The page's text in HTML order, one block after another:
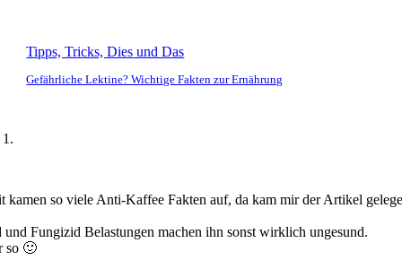
Tipps, Tricks, Dies und Das
Gefährliche Lektine? Wichtige Fakten zur Ernährung
so viele Anti-Kaffee Fakten auf, da kam mir der Artikel
Fungizid Belastungen machen ihn sonst wirklich ungesund.
so 🙂